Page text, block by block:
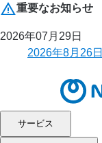
重要なお知らせ
2026年07月29日
2026年8月26
サービス